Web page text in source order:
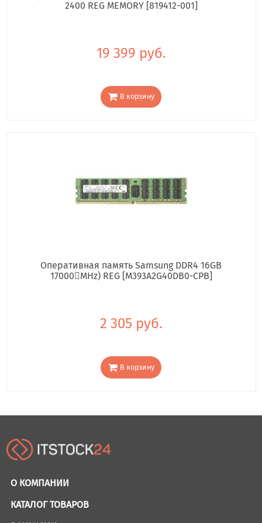
2400 REG MEMORY [819412-001]
19 399 руб.
В корзину
Оперативная память Samsung DDR4 16GB
17000񢋕MHz) REG [M393A2G40DB0-CPB]
2 305 руб.
В корзину
О КОМПАНИИ
КАТАЛОГ ТОВАРОВ